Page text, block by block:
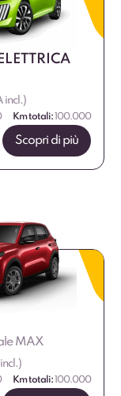
incl.)
Km totali: 100.000
Scopri di più
MAX
Km totali: 100.000